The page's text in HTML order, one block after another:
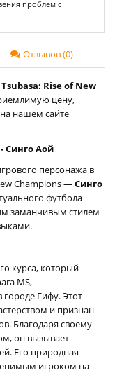
проблем с
Отзывов (0)
Rise of New
цену,
нашем сайте
Синго Аой
персонажа в
Champions —Синго
футбола
заманчивым стилем
курса, который
MS,
Гифу. Этот
и признан
Благодаря своему
он вызывает
Его природная
игроком на